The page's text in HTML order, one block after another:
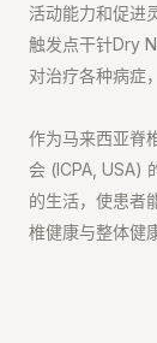
活动能力和促进
触发点干针Dry
对治疗各种病症
作为马来西亚脊
会 (ICPA, USA)
的生活，使患者
椎健康与整体健